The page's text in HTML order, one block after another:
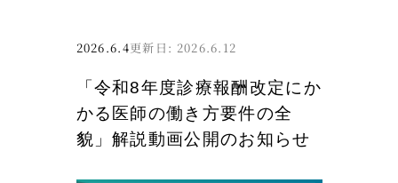
『
院
船
ス
病
事
務
長
2026.6.4 2026.6.12
「令和8年度診療報酬改定にか
かる医師の働き方要件の全
貌」解説動画公開のお知らせ